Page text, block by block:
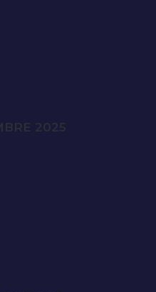
2025